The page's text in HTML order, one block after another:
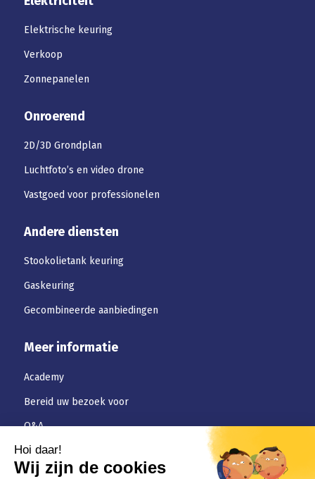
Elektrische keuring
Verkoop
Zonnepanelen
Onroerend
2D/3D Grondplan
Luchtfoto’s en video drone
Vastgoed voor professionelen
Andere diensten
Stookolietank keuring
Gaskeuring
Gecombineerde aanbiedingen
Meer informatie
Academy
Bereid uw bezoek voor
Q&A
Downloaden
Jobs